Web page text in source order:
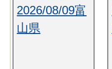
2026/08/09富
山県